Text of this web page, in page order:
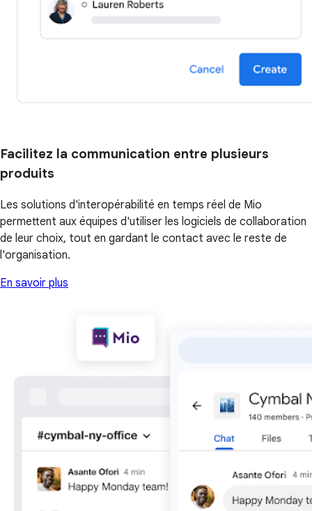
Facilitez la communication entre plusieurs
produits
Les solutions d'interopérabilité en temps réel de Mio
permettent aux équipes d'utiliser les logiciels de collaboration
de leur choix, tout en gardant le contact avec le reste de
l'organisation.
En savoir plus